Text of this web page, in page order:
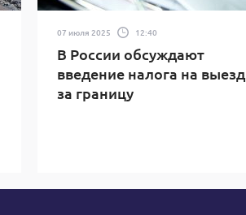
07 июля 2025 12:40
В России обсуждают
введение налога на выезд
за границу